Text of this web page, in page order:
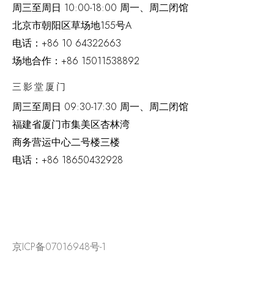
周三至周日 10:00-18:00 周一、周二闭馆
北京市朝阳区草场地155号A
电话： +86 10 64322663
场地合作：+86 15011538892
三影堂厦门
周三至周日 09:30-17:30 周一、周二闭馆
福建省厦门市集美区杏林湾
商务营运中心二号楼三楼
电话： +86 18650432928
京ICP备07016948号-1